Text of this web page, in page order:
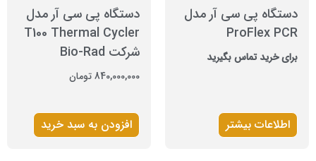
دستگاه پی سی آر مدل
ProFlex PCR
برای خرید تماس بگیرید
اطلاعات بیشتر
دستگاه پی سی آر مدل
T100 Thermal Cycler
شرکت Bio-Rad
840,000,000تومان
افزودن به سبد خرید